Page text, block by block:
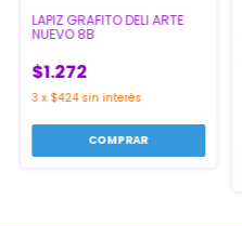
LAPIZ GRAFITO DELI ARTE
NUEVO 8B
$1.272
3 x $424 sin interés